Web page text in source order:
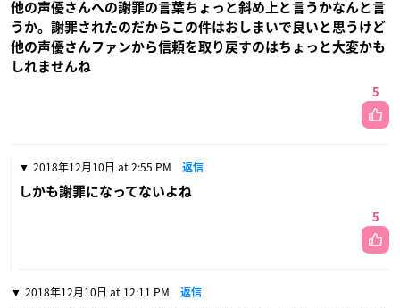
他の声優さんへの謝罪の言葉ちょっと斜め上と言うかなんと言
うか。謝罪されたのだからこの件はおしまいで良いと思うけど
他の声優さんファンから信頼を取り戻すのはちょっと大変かも
しれませんね
5
2018年12月10日 at 2:55 PM 返信
しかも謝罪になってないよね
5
2018年12月10日 at 12:11 PM 返信